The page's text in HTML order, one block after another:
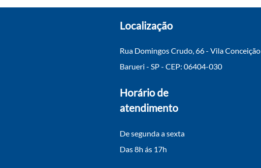
Localização
Rua Domingos Crudo, 66 - Vila Conceição
Barueri - SP - CEP: 06404-030
Horário de
atendimento
De segunda a sexta
Das 8h ás 17h